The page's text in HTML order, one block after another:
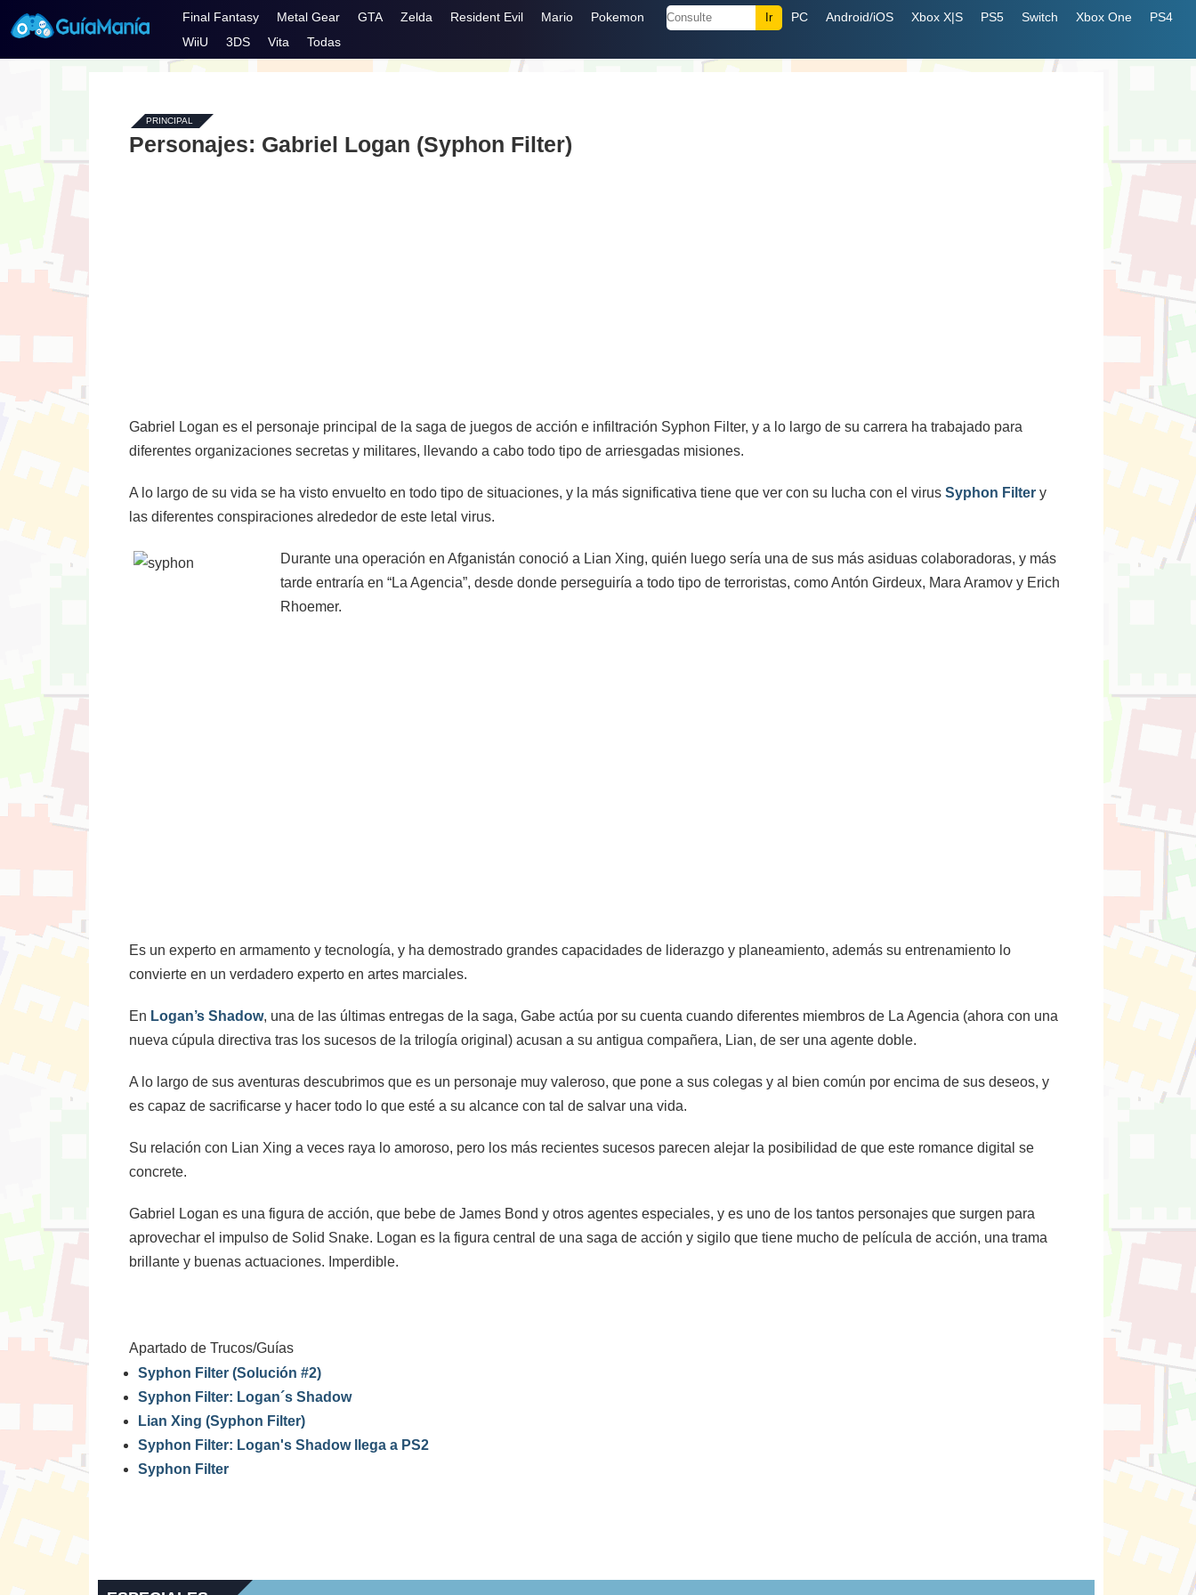
Final Fantasy Metal Gear GTA Zelda Resident Evil Mario Pokemon PC Android/iOS Xbox X|S PS5 Switch Xbox One
PS4
WiiU
3DS Vita Todas
PRINCIPAL -
Personajes: Gabriel Logan (Syphon Filter)
Gabriel Logan es el personaje principal de la saga de juegos de acción e infiltración Syphon Filter, y a lo largo de su carrera ha trabajado para
diferentes organizaciones secretas y militares, llevando a cabo todo tipo de arriesgadas misiones.
A lo largo de su vida se ha visto envuelto en todo tipo de situaciones, y la más significativa tiene que ver con su lucha con el virus Syphon Filter y
las diferentes conspiraciones alrededor de este letal virus.
Durante una operación en Afganistán conoció a Lian Xing, quién luego sería una de sus más asiduas colaboradoras, y más
tarde entraría en “La Agencia”, desde donde perseguiría a todo tipo de terroristas, como Antón Girdeux, Mara Aramov y Erich
Rhoemer.
Es un experto en armamento y tecnología, y ha demostrado grandes capacidades de liderazgo y planeamiento, además su entrenamiento lo
convierte en un verdadero experto en artes marciales.
En Logan’s Shadow, una de las últimas entregas de la saga, Gabe actúa por su cuenta cuando diferentes miembros de La Agencia (ahora con una
nueva cúpula directiva tras los sucesos de la trilogía original) acusan a su antigua compañera, Lian, de ser una agente doble.
A lo largo de sus aventuras descubrimos que es un personaje muy valeroso, que pone a sus colegas y al bien común por encima de sus deseos, y
es capaz de sacrificarse y hacer todo lo que esté a su alcance con tal de salvar una vida.
Su relación con Lian Xing a veces raya lo amoroso, pero los más recientes sucesos parecen alejar la posibilidad de que este romance digital se
concrete.
Gabriel Logan es una figura de acción, que bebe de James Bond y otros agentes especiales, y es uno de los tantos personajes que surgen para
aprovechar el impulso de Solid Snake. Logan es la figura central de una saga de acción y sigilo que tiene mucho de película de acción, una trama
brillante y buenas actuaciones. Imperdible.
Apartado de Trucos/Guías
Syphon Filter (Solución #2)
Syphon Filter: Logan´s Shadow
Lian Xing (Syphon Filter)
Syphon Filter: Logan's Shadow llega a PS2
Syphon Filter